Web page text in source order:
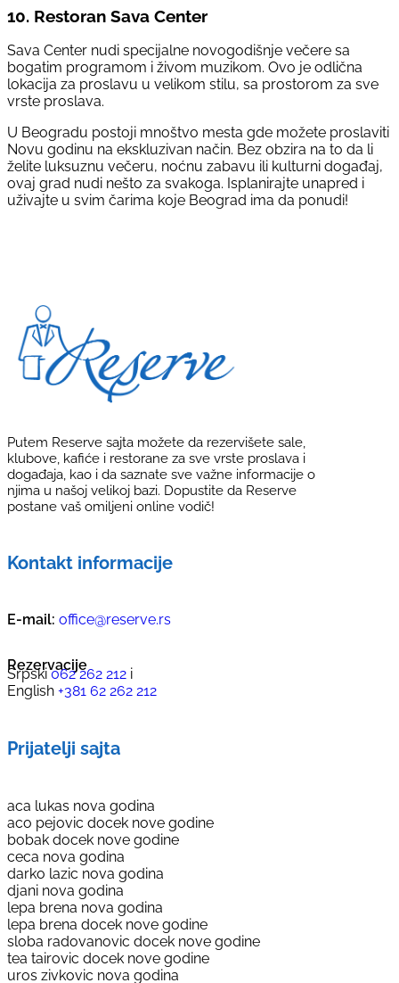
10. Restoran Sava Center
Sava Center nudi specijalne novogodišnje večere sa
bogatim programom i živom muzikom. Ovo je odlična
lokacija za proslavu u velikom stilu, sa prostorom za sve
vrste proslava.
U Beogradu postoji mnoštvo mesta gde možete proslaviti
Novu godinu na ekskluzivan način. Bez obzira na to da li
želite luksuznu večeru, noćnu zabavu ili kulturni događaj,
ovaj grad nudi nešto za svakoga. Isplanirajte unapred i
uživajte u svim čarima koje Beograd ima da ponudi!
Putem Reserve sajta možete da rezervišete sale,
klubove, kafiće i restorane za sve vrste proslava i
događaja, kao i da saznate sve važne informacije o
njima u našoj velikoj bazi. Dopustite da Reserve
postane vaš omiljeni online vodič!
Kontakt informacije
E-mail: office@reserve.rs
Rezervacije
Srpski062 262 212 i
English +381 62 262 212
Prijatelji sajta
aca lukas nova godina
aco pejovic docek nove godine
bobak docek nove godine
ceca nova godina
darko lazic nova godina
djani nova godina
lepa brena nova godina
lepa brena docek nove godine
sloba radovanovic docek nove godine
tea tairovic docek nove godine
uros zivkovic nova godina